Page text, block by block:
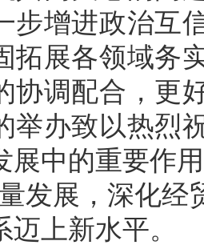
步增进政治互
拓展各领域务
协调配合，更
举办致以热烈
展中的重要作
发展，深化
上新水平。